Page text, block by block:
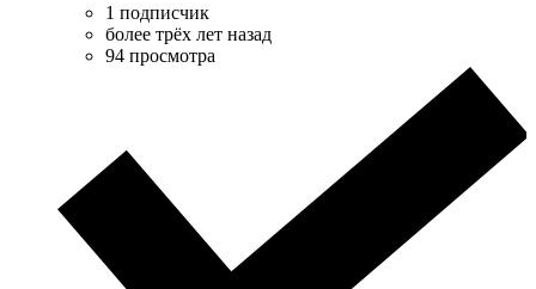
1 подписчик
более трёх лет назад
94 просмотра